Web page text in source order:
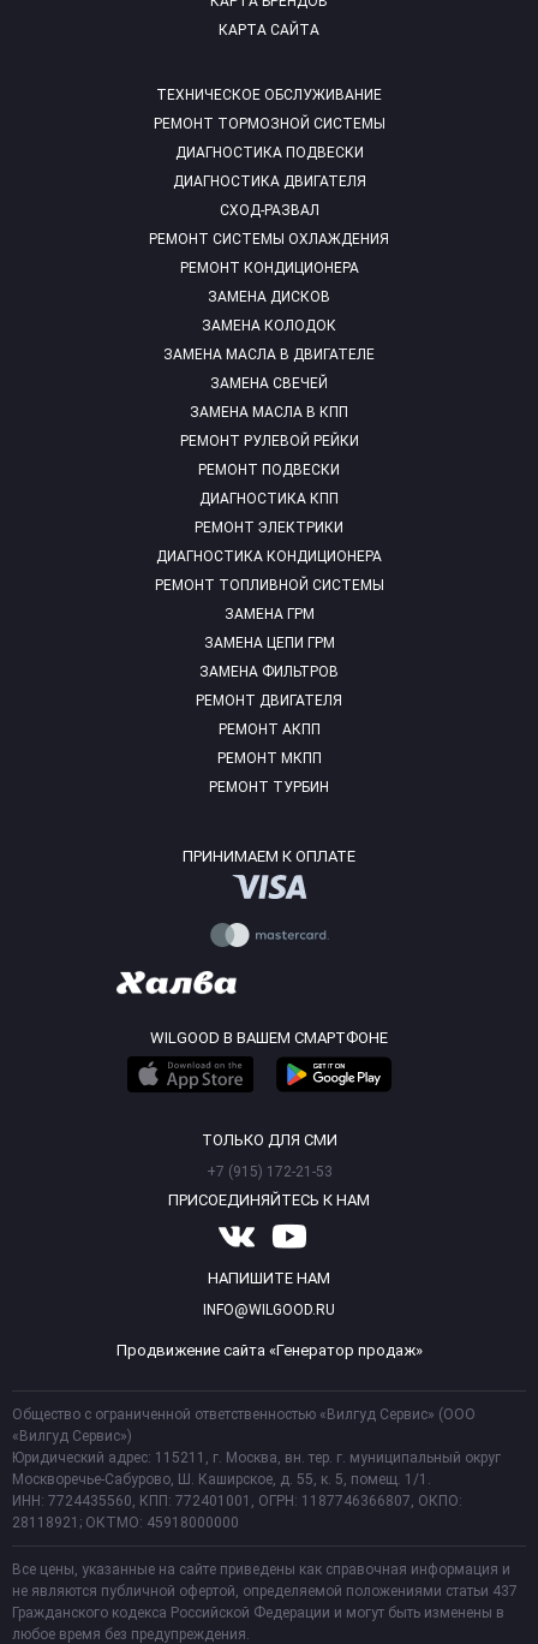
ТЕХНИЧЕСКОЕ ОБСЛУЖИВАНИЕ
РЕМОНТ ТОРМОЗНОЙ СИСТЕМЫ
ДИАГНОСТИКА ПОДВЕСКИ
ДИАГНОСТИКА ДВИГАТЕЛЯ
СХОД-РАЗВАЛ
РЕМОНТ СИСТЕМЫ ОХЛАЖДЕНИЯ
РЕМОНТ КОНДИЦИОНЕРА
ЗАМЕНА ДИСКОВ
ЗАМЕНА КОЛОДОК
ЗАМЕНА МАСЛА В ДВИГАТЕЛЕ
ЗАМЕНА СВЕЧЕЙ
ЗАМЕНА МАСЛА В КПП
РЕМОНТ РУЛЕВОЙ РЕЙКИ
РЕМОНТ ПОДВЕСКИ
ДИАГНОСТИКА КПП
РЕМОНТ ЭЛЕКТРИКИ
ДИАГНОСТИКА КОНДИЦИОНЕРА
РЕМОНТ ТОПЛИВНОЙ СИСТЕМЫ
ЗАМЕНА ГРМ
ЗАМЕНА ЦЕПИ ГРМ
ЗАМЕНА ФИЛЬТРОВ
РЕМОНТ ДВИГАТЕЛЯ
РЕМОНТ АКПП
РЕМОНТ МКПП
РЕМОНТ ТУРБИН
КАРТА САЙТА
ПРИНИМАЕМ К ОПЛАТЕ
WILGOOD В ВАШЕМ СМАРТФОНЕ
ТОЛЬКО ДЛЯ СМИ
+7 (915) 172-21-53
ПРИСОЕДИНЯЙТЕСЬ К НАМ
НАПИШИТЕ НАМ
INFO@WILGOOD.RU
Продвижение сайта «Генератор продаж»
Общество с ограниченной ответственностью «Вилгуд Сервис» (ООО
«Вилгуд Сервис»)
Юридический адрес: 115211, г. Москва, вн. тер. г. муниципальный округ
Москворечье-Сабурово, Ш. Каширское, д. 55, к. 5, помещ. 1/1.
ИНН: 7724435560, КПП: 772401001, ОГРН: 1187746366807, ОКПО:
28118921; ОКТМО: 45918000000
Все цены, указанные на сайте приведены как справочная информация и
не являются публичной офертой, определяемой положениями статьи 437
Гражданского кодекса Российской Федерации и могут быть изменены в
любое время без предупреждения.